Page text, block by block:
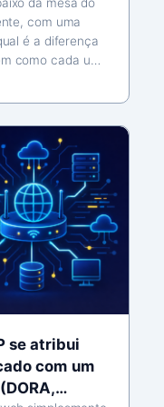
IP, hub
roteador
um)
com uma
é a diferença
como cada uma
os pacotes a
se atribui
com um